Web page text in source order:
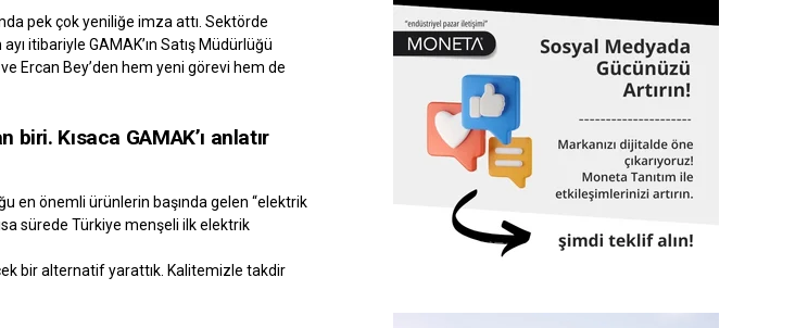
pek çok yeniliğe imza attı. Sektörde
itibariyle GAMAK’ın Satış Müdürlüğü
Ercan Bey’den hem yeni görevi hem de
Kısaca GAMAK’ı anlatır
en önemli ürünlerin başında gelen “elektrik
sürede Türkiye menşeli ilk elektrik
bir alternatif yarattık. Kalitemizle takdir